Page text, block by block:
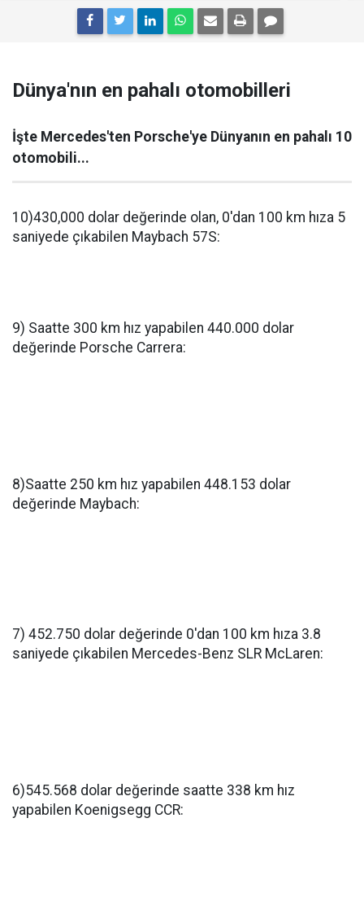
Dünya'nın en pahalı otomobilleri
İşte Mercedes'ten Porsche'ye Dünyanın en pahalı 10
otomobili...
10)430,000 dolar değerinde olan, 0'dan 100 km hıza 5
saniyede çıkabilen Maybach 57S:
9) Saatte 300 km hız yapabilen 440.000 dolar
değerinde Porsche Carrera:
8)Saatte 250 km hız yapabilen 448.153 dolar
değerinde Maybach:
7) 452.750 dolar değerinde 0'dan 100 km hıza 3.8
saniyede çıkabilen Mercedes-Benz SLR McLaren:
6)545.568 dolar değerinde saatte 338 km hız
yapabilen Koenigsegg CCR: